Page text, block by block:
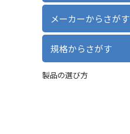
メーカーからさがす
規格からさがす
製品の選び方